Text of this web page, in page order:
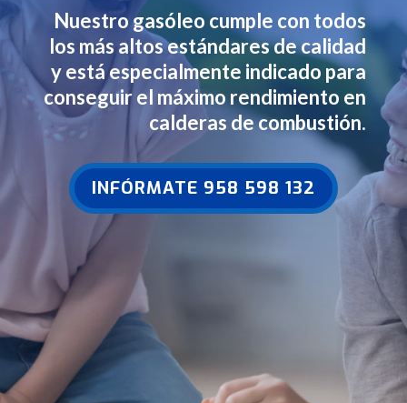
Nuestro gasóleo cumple con todos
los más altos estándares de calidad
y está especialmente indicado para
conseguir el máximo rendimiento en
calderas de combustión.
INFÓRMATE 958 598 132